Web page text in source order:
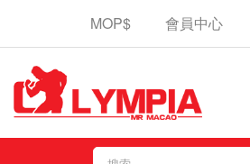
MOP$ 會員中心